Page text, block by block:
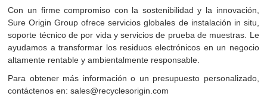
Con un firme compromiso con la sostenibilidad y la innovación,
Sure Origin Group ofrece servicios globales de instalación in situ,
soporte técnico de por vida y servicios de prueba de muestras. Le
ayudamos a transformar los residuos electrónicos en un negocio
altamente rentable y ambientalmente responsable.
Para obtener más información o un presupuesto personalizado,
contáctenos en: sales@recyclesorigin.com